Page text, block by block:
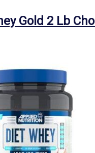
Gold 2 Lb